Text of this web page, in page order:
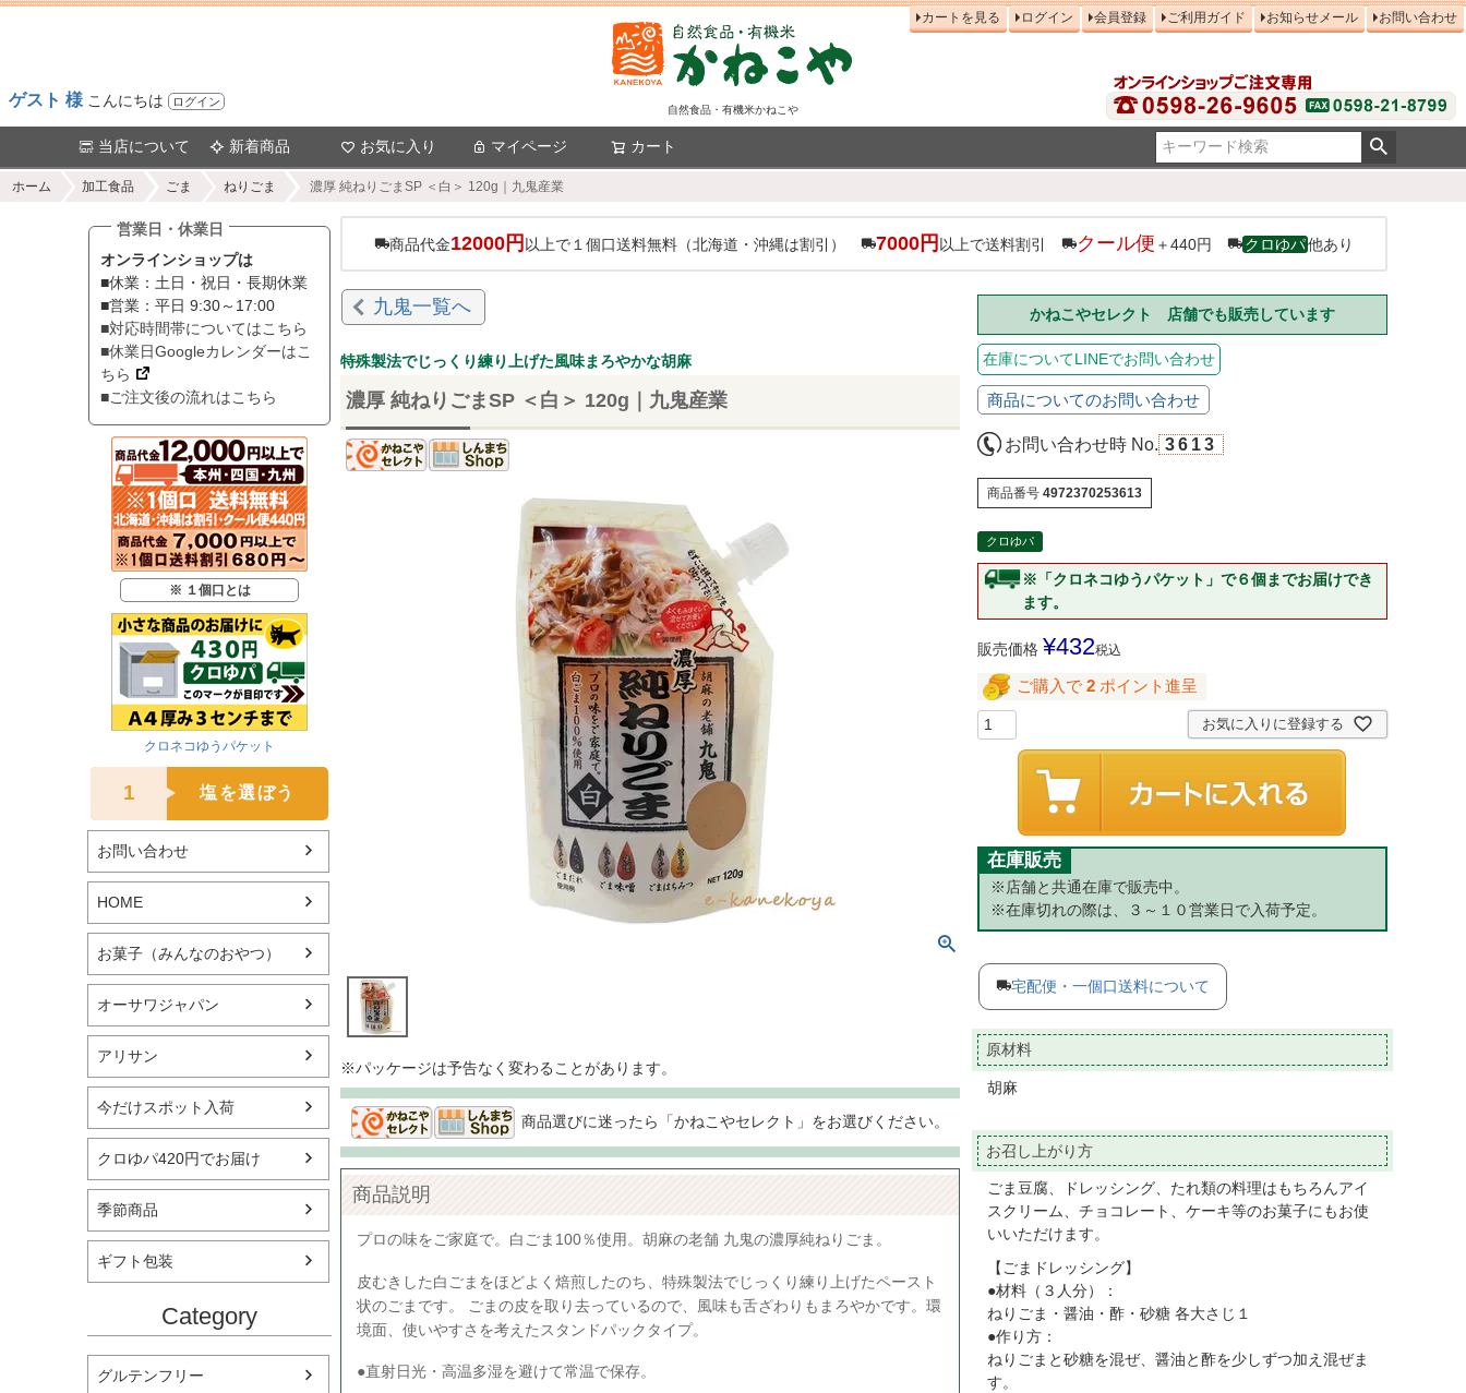
ゲスト 様 こんにちは ログイン
自然食品・有機米かねこや
カートを見る ログイン 会員登録 ご利用ガイド お知らせメール お問い合わせ
当店について 新着商品 お気に入り マイページ カート
ホーム 加工食品 ごま ねりごま 濃厚 純ねりごまSP ＜白＞ 120g｜九鬼産業
営業日・休業日
オンラインショップは
■休業：土日・祝日・長期休業
■営業：平日 9:30～17:00
■対応時間帯についてはこちら
■休業日Googleカレンダーはこ
ちら
■ご注文後の流れはこちら
※ １個口とは
クロネコゆうパケット
1 塩を選ぼう
お問い合わせ
HOME
お菓子（みんなのおやつ）
オーサワジャパン
アリサン
今だけスポット入荷
クロゆパ420円でお届け
季節商品
ギフト包装
Category
グルテンフリー
商品代金12000円 以上で１個口送料無料（北海道・沖縄は割引） 7000円 以上で送料割引 クール便 ＋440円 クロゆパ他あり
九鬼一覧へ
特殊製法でじっくり練り上げた風味まろやかな胡麻
濃厚 純ねりごまSP ＜白＞ 120g｜九鬼産業
※パッケージは予告なく変わることがあります。
商品選びに迷ったら「かねこやセレクト」をお選びください。
商品説明
プロの味をご家庭で。白ごま100％使用。胡麻の老舗 九鬼の濃厚純ねりごま。
皮むきした白ごまをほどよく焙煎したのち、特殊製法でじっくり練り上げたペースト
状のごまです。 ごまの皮を取り去っているので、風味も舌ざわりもまろやかです。環
境面、使いやすさを考えたスタンドパックタイプ。
●直射日光・高温多湿を避けて常温で保存。
かねこやセレクト 店舗でも販売しています
在庫についてLINEでお問い合わせ
商品についてのお問い合わせ
お問い合わせ時 No. 3613
商品番号 4972370253613
クロゆパ
※「クロネコゆうパケット」で６個までお届けでき
ます。
販売価格 ¥432税込
ご購入で 2 ポイント進呈
お気に入りに登録する
在庫販売
※店舗と共通在庫で販売中。
※在庫切れの際は、３～１０営業日で入荷予定。
宅配便・一個口送料について
原材料
胡麻
お召し上がり方
ごま豆腐、ドレッシング、たれ類の料理はもちろんアイ
スクリーム、チョコレート、ケーキ等のお菓子にもお使
いいただけます。
【ごまドレッシング】
●材料（３人分）：
ねりごま・醤油・酢・砂糖 各大さじ１
●作り方：
ねりごまと砂糖を混ぜ、醤油と酢を少しずつ加え混ぜま
す。